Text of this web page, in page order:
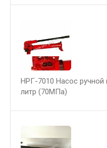
НРГ-7010 Насос ручной
литр (70МПа)